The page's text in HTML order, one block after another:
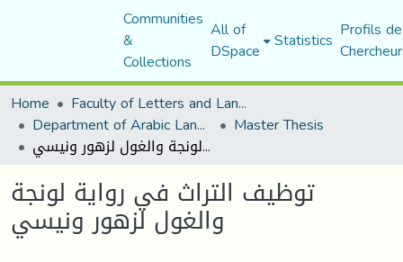
Communities
&
Collections
All of
DSpace Statistics Profils
Home
Faculty of Letters and Languages
Department of Arabic Language and Literature Master Thesis
توظيف التراث في رواية لونجة والغول لزهور ونيسي
توظيف التراث في رواية لونجة
والغول لزهور ونيسي